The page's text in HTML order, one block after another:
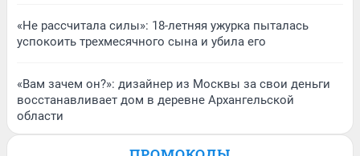
«Не рассчитала силы»: 18-летняя ужурка пыталась
успокоить трехмесячного сына и убила его
«Вам зачем он?»: дизайнер из Москвы за свои деньги
восстанавливает дом в деревне Архангельской
области